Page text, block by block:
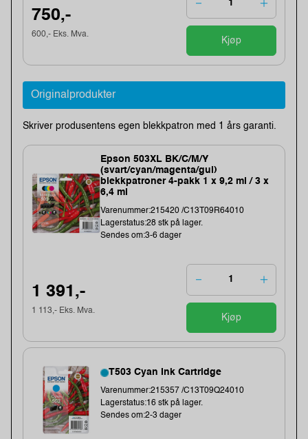
750,-
600,- Eks. Mva.
Kjøp
Originalprodukter
Skriver produsentens egen blekkpatron med 1 års garanti.
Epson 503XL BK/C/M/Y
(svart/cyan/magenta/gul)
blekkpatroner 4-pakk 1 x 9,2 ml / 3 x
6,4 ml
Varenummer:215420 /C13T09R64010
Lagerstatus:28 stk på lager.
Sendes om:3-6 dager
1 391,-
1 113,- Eks. Mva.
Kjøp
T503 Cyan Ink Cartridge
Varenummer:215357 /C13T09Q24010
Lagerstatus:16 stk på lager.
Sendes om:2-3 dager